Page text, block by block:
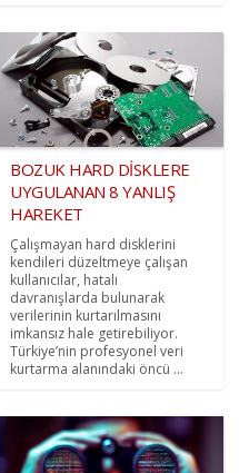
BOZUK HARD DİSKLERE
UYGULANAN 8 YANLIŞ
HAREKET
Çalışmayan hard disklerini
kendileri düzeltmeye çalışan
kullanıcılar, hatalı
davranışlarda bulunarak
verilerinin kurtarılmasını
imkansız hale getirebiliyor.
Türkiye’nin profesyonel veri
kurtarma alanındaki öncü ...